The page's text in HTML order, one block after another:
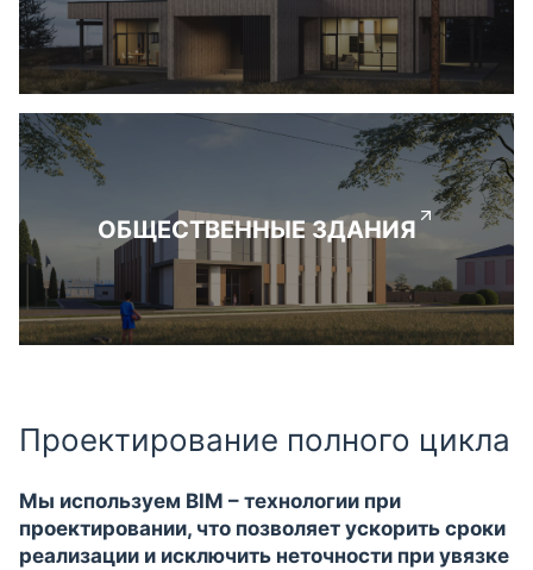
ОБЩЕСТВЕННЫЕ ЗДАНИЯ
Проектирование полного цикла
Мы используем BIM – технологии при
проектировании, что позволяет ускорить сроки
реализации и исключить неточности при увязке